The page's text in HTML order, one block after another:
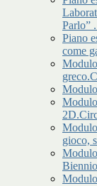
Parlo”
Piano
come
gioco,